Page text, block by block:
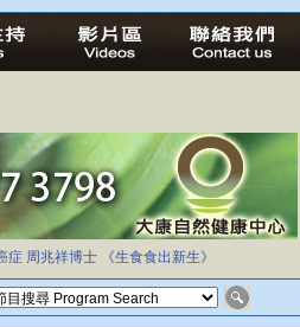
症 周兆祥博士 《生食食出新生》